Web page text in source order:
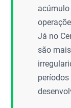
Já no
são